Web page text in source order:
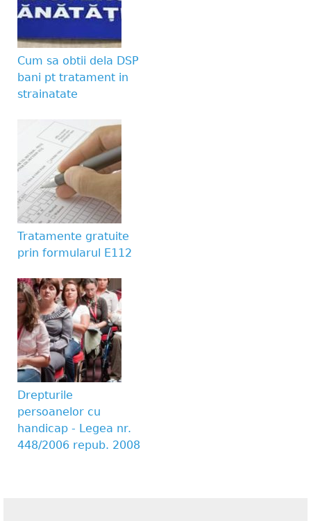
Cum sa obtii dela DSP
bani pt tratament in
strainatate
Tratamente gratuite
prin formularul E112
Drepturile
persoanelor cu
handicap - Legea nr.
448/2006 repub. 2008